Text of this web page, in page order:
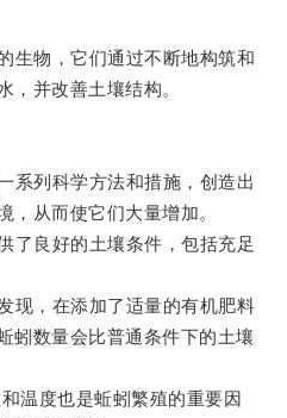
物，它们通过不断地构筑和
，并改善土壤结构。
列科学方法和措施，创造出
，从而使它们大量增加。
良好的土壤条件，包括充足
，在添加了适量的有机肥料
蚓数量会比普通条件下的土壤
度也是蚯蚓繁殖的重要因